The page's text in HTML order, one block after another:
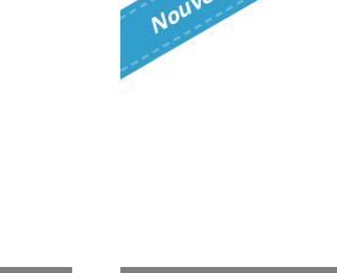
N
o
u
v
e
a
u
t